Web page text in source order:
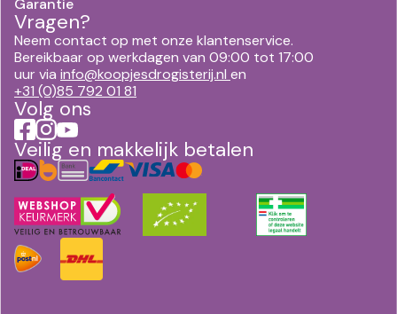
Vragen?
Neem contact op met onze klantenservice.
Bereikbaar op werkdagen van 09:00 tot 17:00
uur via info@koopjesdrogisterij.nl en
+31 (0)85 792 01 81
Volg ons
Veilig en makkelijk betalen